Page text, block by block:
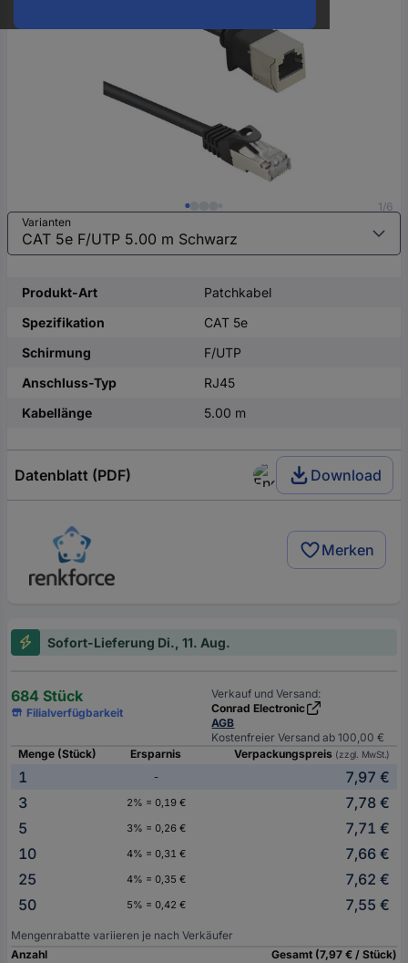
1/6
Varianten
Produkt-Art
Patchkabel
Spezifikation
CAT 5e
Schirmung
F/UTP
Anschluss-Typ
RJ45
Kabellänge
5.00 m
Datenblatt (PDF) Download
Merken
Sofort-Lieferung Di., 11. Aug.
684 Stück
Filialverfügbarkeit
Verkauf und Versand:
Conrad Electronic
AGB
Kostenfreier Versand ab 100,00 €
Menge (Stück)
Ersparnis Verpackungspreis (zzgl. MwSt.)
1 -
7,97 €
3
2% = 0,19 €
7,78 €
5
3% = 0,26 €
7,71 €
10
4% = 0,31 €
7,66 €
25
4% = 0,35 €
7,62 €
50
5% = 0,42 € 7,55 €
Mengenrabatte variieren je nach Verkäufer
Anzahl
Gesamt (7,97 € / Stück)